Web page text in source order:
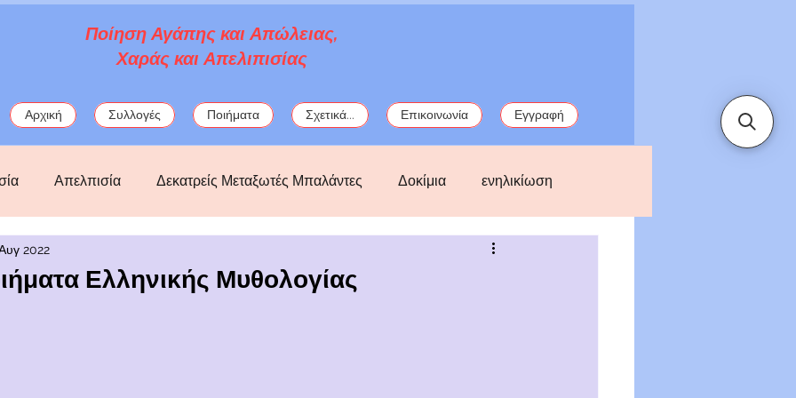
Ποίηση Αγάπης και Απώλειας,
Χαράς και Απελιπισίας
Αρχική Συλλογές Ποιήματα Σχετικά... Επικοινωνία Εγγραφή
Απελπισία Δεκατρείς Μεταξωτές Μπαλάντες Δοκίμια ενηλικίωση
παλιές ιστορίες
Ελληνικής Μυθολογίας
2022